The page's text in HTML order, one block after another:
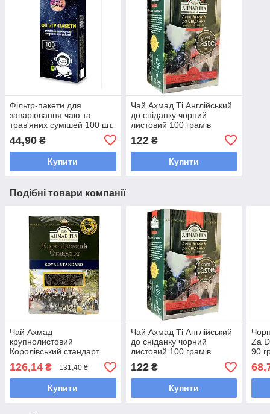
Фільтр-пакети для
заварювання чаю та
трав'яних сумішей 100 шт.
44,90 ₴
Купити
Чай Ахмад Ті Англійський
до сніданку чорний
листовий 100 грамів
122₴
Купити
Подібні товари компанії
Чай Ахмад
крупнолистовий
Королівський стандарт
чорний 100 грам
126,14 ₴ 131,40 ₴
Купити
Чай Ахмад Ті Англійський
до сніданку чорний
листовий 100 грамів
122₴
Купити
Za
90